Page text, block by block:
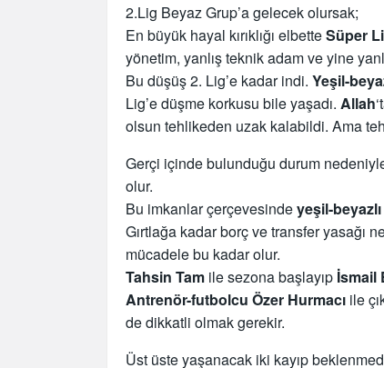
2.Lig Beyaz Grup’a gelecek olursak;
En büyük hayal kırıklığı elbetteSüper
yönetim, yanlış teknik adam ve yine
Bu düşüş 2. Lig’e kadar indi. Yeşil-
Lig’e düşme korkusu bile yaşadı. Allah
olsun tehlikeden uzak kalabildi. Ama
Gerçi içinde bulunduğu durum
olur.
Bu imkanlar çerçevesindeyeşil-beyazlı
Gırtlağa kadar borç ve transfer yasağı
mücadele bu kadar olur.
Tahsin Tam ile sezona başlayıp İsmail
Antrenör-futbolcu Özer Hurmacı ile
de dikkatli olmak gerekir.
Üst üste yaşanacak iki kayıp